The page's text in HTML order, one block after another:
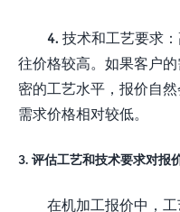
4. 技术和工艺要求
往价格较高。如果客户
密的工艺水平，报价自
需求价格相对较低。
3. 评估工艺和技术要求对报
在机加工报价中，